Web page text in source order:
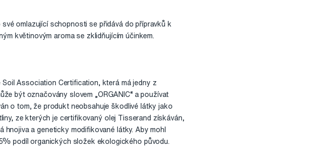
omlazující schopnosti se přidává do přípravků k
květinovým aroma se zklidňujícím účinkem.
Association Certification, která má jedny z
být označovány slovem „ORGANIC“ a používat
o tom, že produkt neobsahuje škodlivé látky jako
ze kterých je certifikovaný olej Tisserand získáván,
a geneticky modifikované látky. Aby mohl
podíl organických složek ekologického původu.